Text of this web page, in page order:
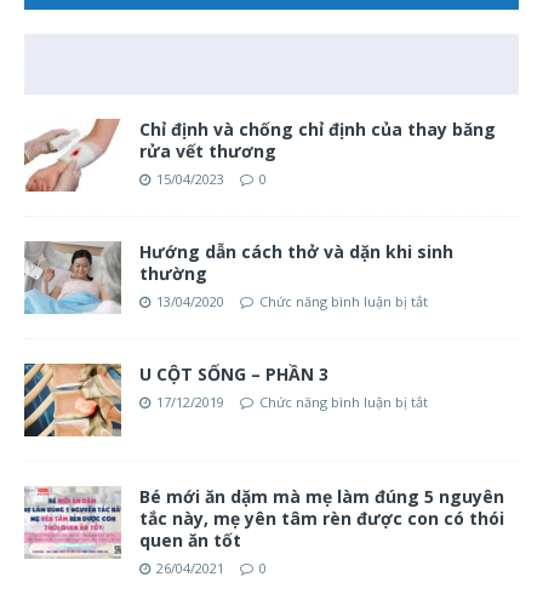
Chỉ định và chống chỉ định của thay băng
rửa vết thương
15/04/2023 0
Hướng dẫn cách thở và dặn khi sinh
thường
13/04/2020 Chức năng bình luận bị tắt
U CỘT SỐNG – PHẦN 3
17/12/2019 Chức năng bình luận bị tắt
Bé mới ăn dặm mà mẹ làm đúng 5 nguyên
tắc này, mẹ yên tâm rèn được con có thói
quen ăn tốt
26/04/2021 0